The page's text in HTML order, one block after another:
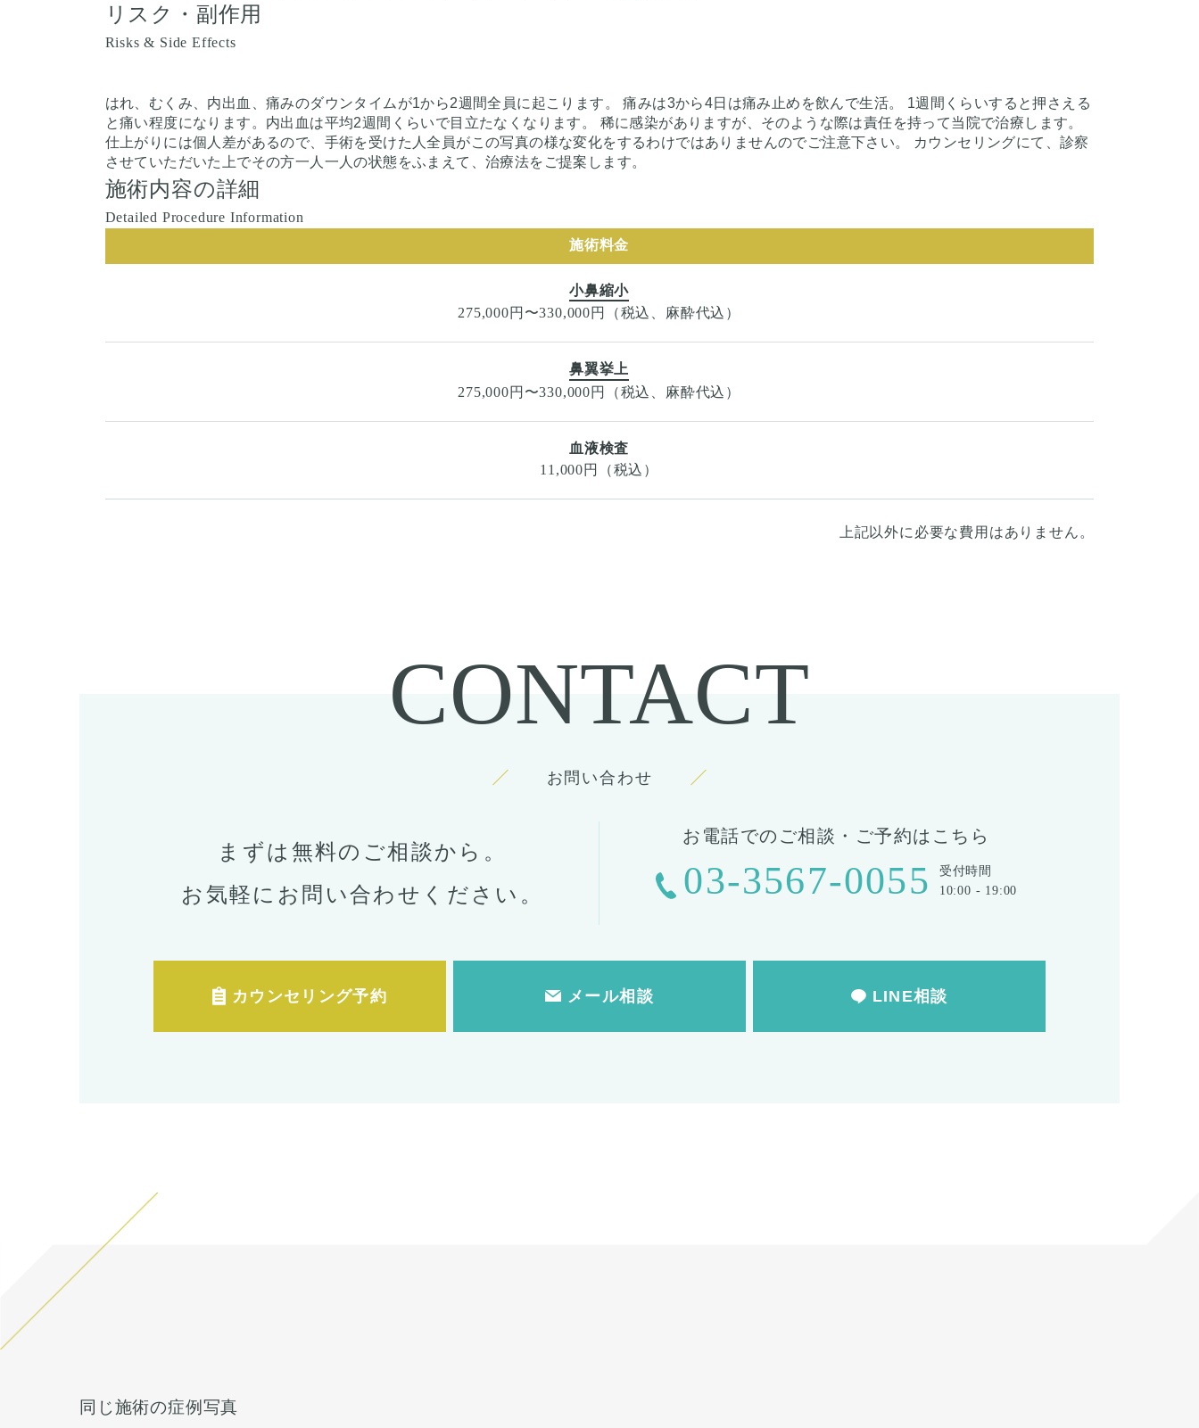
リスク・副作用
Risks & Side Effects
はれ、むくみ、内出血、痛みのダウンタイムが1から2週間全員に起こります。 痛みは3から4日は痛み止めを飲んで生活。 1週間くらいすると押さえる
と痛い程度になります。内出血は平均2週間くらいで目立たなくなります。 稀に感染がありますが、そのような際は責任を持って当院で治療します。
仕上がりには個人差があるので、手術を受けた人全員がこの写真の様な変化をするわけではありませんのでご注意下さい。 カウンセリングにて、診察
させていただいた上でその方一人一人の状態をふまえて、治療法をご提案します。
施術内容の詳細
Detailed Procedure Information
施術料金
小鼻縮小
275,000円〜330,000円（税込、麻酔代込）
鼻翼挙上
275,000円〜330,000円（税込、麻酔代込）
血液検査
11,000円（税込）
上記以外に必要な費用はありません。
CONTACT
お問い合わせ
まずは無料のご相談から。
お気軽にお問い合わせください。
お電話でのご相談・ご予約はこちら
03-3567-0055
受付時間
10:00 - 19:00
カウンセリング予約 メール相談 LINE相談
同じ施術の症例写真